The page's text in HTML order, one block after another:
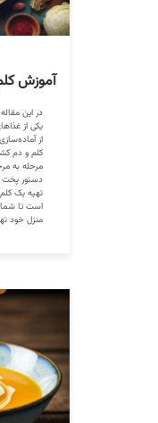
آموزش
در این
یکی از
از
کلم و دم
مرحله به
دستور پخت
تهیه یک
است تا شما
منزل خود